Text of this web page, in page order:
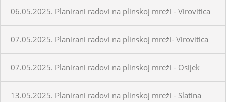
06.05.2025. Planirani radovi na plinskoj mreži - Virovitica
07.05.2025. Planirani radovi na plinskoj mreži- Virovitica
07.05.2025. Planirani radovi na plinskoj mreži - Osijek
13.05.2025. Planirani radovi na plinskoj mreži - Slatina